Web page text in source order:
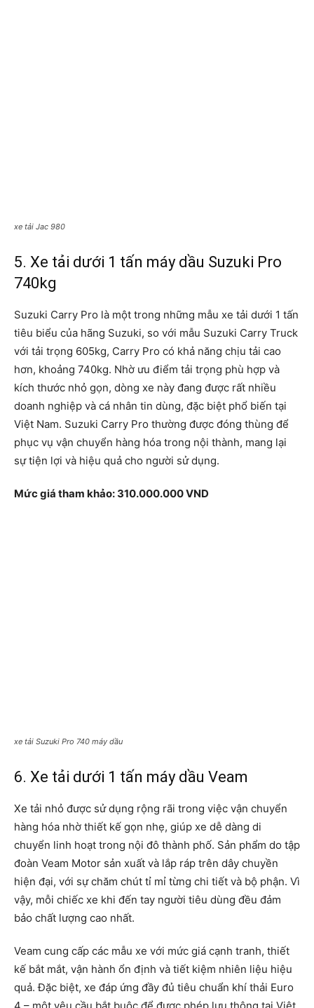
xe tải Jac 980
5. Xe tải dưới 1 tấn máy dầu Suzuki Pro
740kg
Suzuki Carry Pro là một trong những mẫu xe tải dưới 1 tấn
tiêu biểu của hãng Suzuki, so với mẫu Suzuki Carry Truck
với tải trọng 605kg, Carry Pro có khả năng chịu tải cao
hơn, khoảng 740kg. Nhờ ưu điểm tải trọng phù hợp và
kích thước nhỏ gọn, dòng xe này đang được rất nhiều
doanh nghiệp và cá nhân tin dùng, đặc biệt phổ biến tại
Việt Nam. Suzuki Carry Pro thường được đóng thùng để
phục vụ vận chuyển hàng hóa trong nội thành, mang lại
sự tiện lợi và hiệu quả cho người sử dụng.
Mức giá tham khảo: 310.000.000 VND
xe tải Suzuki Pro 740 máy dầu
6. Xe tải dưới 1 tấn máy dầu Veam
Xe tải nhỏ được sử dụng rộng rãi trong việc vận chuyển
hàng hóa nhờ thiết kế gọn nhẹ, giúp xe dễ dàng di
chuyển linh hoạt trong nội đô thành phố. Sản phẩm do tập
đoàn Veam Motor sản xuất và lắp ráp trên dây chuyền
hiện đại, với sự chăm chút tỉ mỉ từng chi tiết và bộ phận. Vì
vậy, mỗi chiếc xe khi đến tay người tiêu dùng đều đảm
bảo chất lượng cao nhất.
Veam cung cấp các mẫu xe với mức giá cạnh tranh, thiết
kế bắt mắt, vận hành ổn định và tiết kiệm nhiên liệu hiệu
quả. Đặc biệt, xe đáp ứng đầy đủ tiêu chuẩn khí thải Euro